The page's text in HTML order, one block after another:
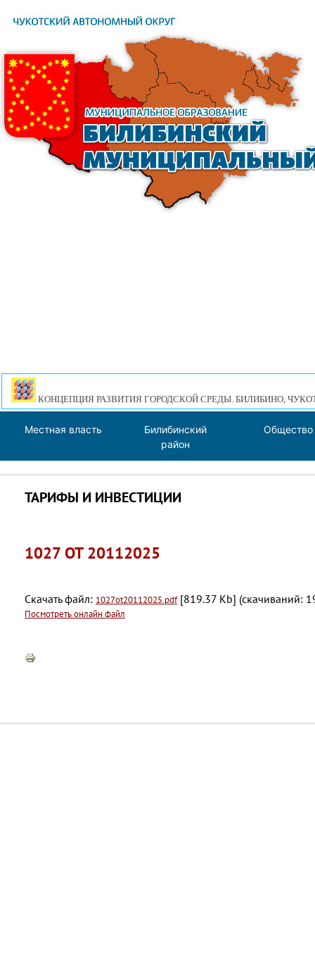
КОНЦЕПЦИЯ РАЗВИТИЯ ГОРОДСКОЙ СРЕДЫ. БИЛИБИНО,
Местная власть
Билибинский
район
Общество
ТАРИФЫ И ИНВЕСТИЦИИ
1027 ОТ 20112025
Скачать файл: 1027ot20112025.pdf[819.37 Kb] (cкачиваний:
Посмотреть онлайн файл